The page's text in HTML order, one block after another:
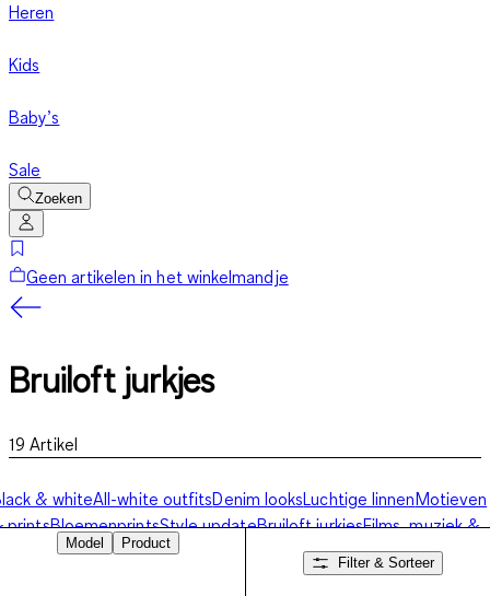
Heren
Kids
Baby’s
Sale
Zoeken
Geen artikelen in het winkelmandje
Bruiloft jurkjes
19 Artikel
& whiteAll-white outfitsDenim looksLuchtige linnenMotieven
printsBloemenprintsStyle updateBruiloft jurkjesFilms, muziek &
Model
Product
Filter & Sorteer